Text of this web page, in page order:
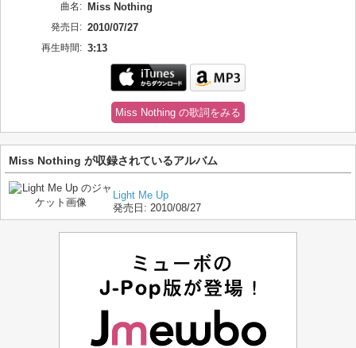
曲名: Miss Nothing
発売日: 2010/07/27
再生時間: 3:13
Miss Nothing の歌詞をみる
Miss Nothing が収録されているアルバム
Light Me Up
発売日: 2010/08/27